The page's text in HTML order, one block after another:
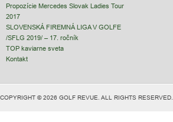
Propozície Mercedes Slovak Ladies Tour
2017
SLOVENSKÁ FIREMNÁ LIGA V GOLFE
/SFLG 2019/ – 17. ročník
TOP kaviarne sveta
Kontakt
COPYRIGHT © 2026 GOLF REVUE. ALL RIGHTS RESERVED.